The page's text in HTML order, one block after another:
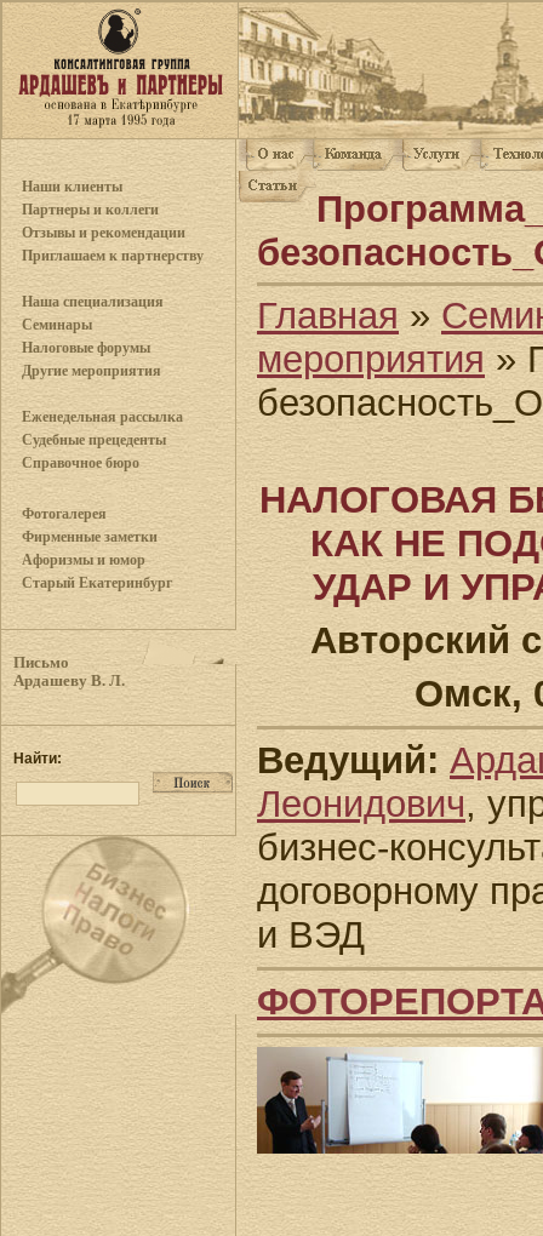
Наши клиенты
Партнеры и коллеги
Отзывы и рекомендации
Приглашаем к партнерству
Наша специализация
Семинары
Налоговые форумы
Другие мероприятия
Еженедельная рассылка
Судебные прецеденты
Справочное бюро
Фотогалерея
Фирменные заметки
Афоризмы и юмор
Старый Екатеринбург
Письмо
Ардашеву В. Л.
Найти:
Главная »
мероприятия»
НАЛОГОВАЯ
КАК НЕ
УДАР И
Авторский
Омск,
Ведущий:
Леонидович,
бизнес-
договорному
и ВЭД